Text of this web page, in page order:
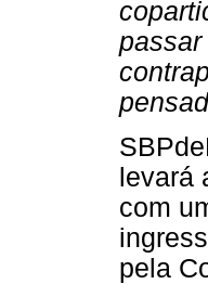
levará
com
pela